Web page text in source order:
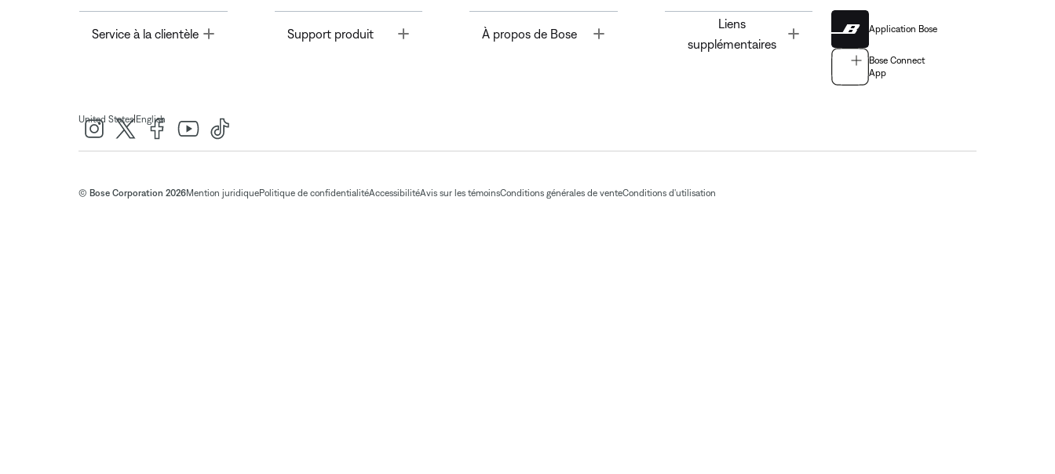
Service à la clientèle Toggle Support produit À propos de Bose Toggle
Liens
supplémentaires
Application Bose
Bose Connect
App
United States| English
© Bose Corporation 2026Mention juridiquePolitique de confidentialitéAccessibilitéAvis sur les témoinsConditions générales de venteConditions d'utilisation